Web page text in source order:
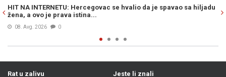
sa hiljadu HIT NA INTERNETU: Natpis na kombiju splitskih
iz pjesme sarajevskog benda...
07. Avg. 2026
Rat u zalivu
Jeste li znali